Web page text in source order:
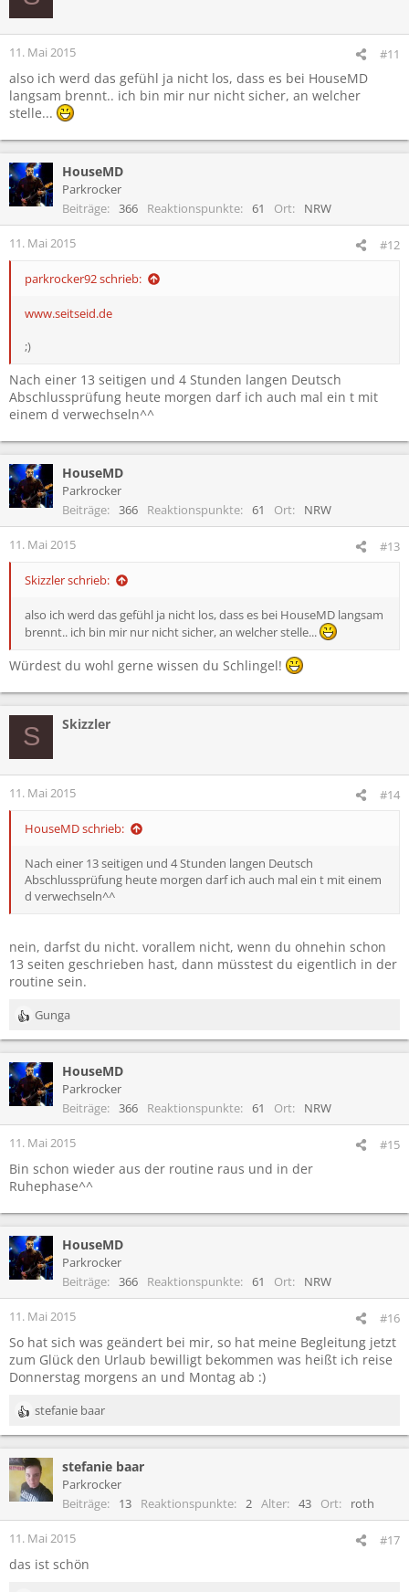
i
o
n
n
:
11. Mai 2015 #11
also ich werd das gefühl ja nicht los, dass es bei HouseMD
langsam brennt.. ich bin mir nur nicht sicher, an welcher
stelle...
HouseMD
Parkrocker
Beiträge
366 Reaktionspunkte 61 Ort NRW
11. Mai 2015 #12
parkrocker92 schrieb:
www.seitseid.de
;)
Nach einer 13 seitigen und 4 Stunden langen Deutsch
Abschlussprüfung heute morgen darf ich auch mal ein t mit
einem d verwechseln^^
HouseMD
Parkrocker
Beiträge
366 Reaktionspunkte 61 Ort NRW
11. Mai 2015 #13
Skizzler schrieb:
also ich werd das gefühl ja nicht los, dass es bei HouseMD langsam
brennt.. ich bin mir nur nicht sicher, an welcher stelle...
Würdest du wohl gerne wissen du Schlingel!
S Skizzler
11. Mai 2015 #14
HouseMD schrieb:
Nach einer 13 seitigen und 4 Stunden langen Deutsch
Abschlussprüfung heute morgen darf ich auch mal ein t mit einem
d verwechseln^^
nein, darfst du nicht. vorallem nicht, wenn du ohnehin schon
13 seiten geschrieben hast, dann müsstest du eigentlich in der
routine sein.
R
e
k
t
i
n
n
:
Gunga
HouseMD
Parkrocker
Beiträge
366 Reaktionspunkte 61 Ort NRW
11. Mai 2015 #15
Bin schon wieder aus der routine raus und in der
Ruhephase^^
HouseMD
Parkrocker
Beiträge
366 Reaktionspunkte 61 Ort NRW
11. Mai 2015 #16
So hat sich was geändert bei mir, so hat meine Begleitung jetzt
zum Glück den Urlaub bewilligt bekommen was heißt ich reise
Donnerstag morgens an und Montag ab :)
R
e
k
t
i
n
n
stefanie baar
stefanie baar
Parkrocker
Beiträge
13 Reaktionspunkte 2 Alter 43 Ort roth
11. Mai 2015 #17
das ist schön